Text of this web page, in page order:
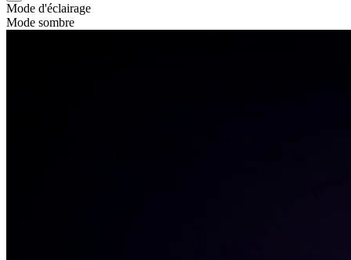
Mode d'éclairage
Mode sombre